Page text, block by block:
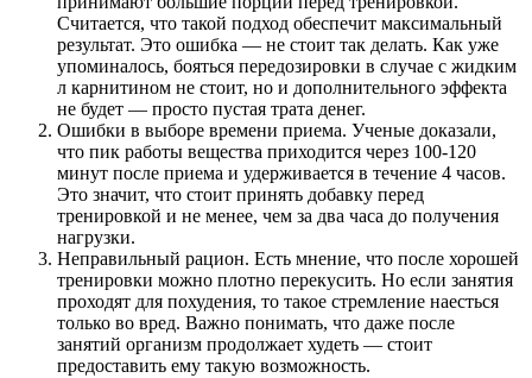
Считается, что такой подход обеспечит максимальный
результат. Это ошибка — не стоит так делать. Как уже
упоминалось, бояться передозировки в случае с жидким
л карнитином не стоит, но и дополнительного эффекта
не будет — просто пустая трата денег.
Ошибки в выборе времени приема. Ученые доказали,
что пик работы вещества приходится через 100-120
минут после приема и удерживается в течение 4 часов.
Это значит, что стоит принять добавку перед
тренировкой и не менее, чем за два часа до получения
нагрузки.
Неправильный рацион. Есть мнение, что после хорошей
тренировки можно плотно перекусить. Но если занятия
проходят для похудения, то такое стремление наесться
только во вред. Важно понимать, что даже после
занятий организм продолжает худеть — стоит
предоставить ему такую возможность.